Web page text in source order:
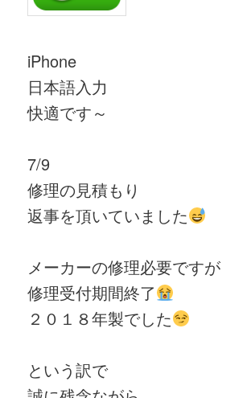
iPhone
日本語入力
快適です～
7/9
修理の見積もり
返事を頂いていました
メーカーの修理必要ですが
修理受付期間終了
２０１８年製でした
という訳で